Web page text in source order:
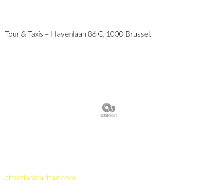
Tour & Taxis – Havenlaan 86 C, 1000 Brussel.
affordableartfair.com